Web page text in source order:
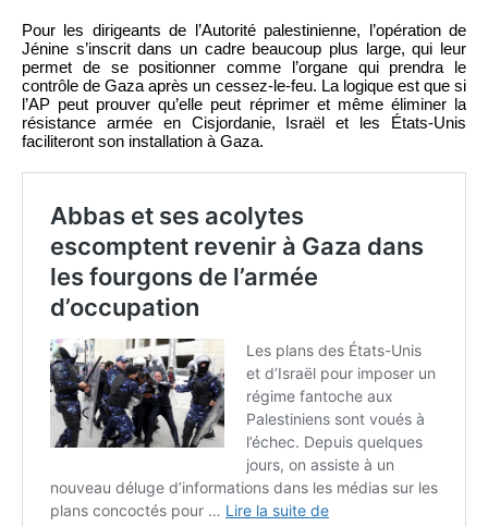
Pour les dirigeants de l’Autorité palestinienne, l’opération de
Jénine s’inscrit dans un cadre beaucoup plus large, qui leur
permet de se positionner comme l’organe qui prendra le
contrôle de Gaza après un cessez-le-feu. La logique est que si
l’AP peut prouver qu’elle peut réprimer et même éliminer la
résistance armée en Cisjordanie, Israël et les États-Unis
faciliteront son installation à Gaza.